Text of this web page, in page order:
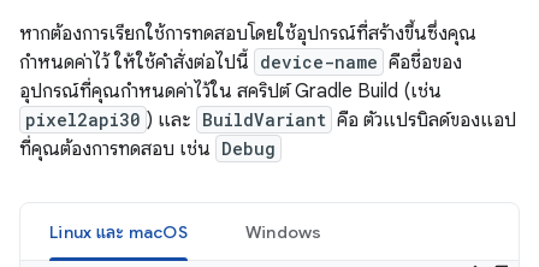
หากต้องการเรียกใช้การทดสอบโดยใช้อุปกรณ์ที่สร้างขึ้นซึ่งคุณ
กำหนดค่าไว้ ให้ใช้คำสั่งต่อไปนี้ device-name คือชื่อของ
อุปกรณ์ที่คุณกำหนดค่าไว้ใน สคริปต์ Gradle Build (เช่น
pixel2api30 ) และ BuildVariant คือ ตัวแปรบิลด์ของแอป
ที่คุณต้องการทดสอบ เช่น Debug
Linux และ macOS Windows